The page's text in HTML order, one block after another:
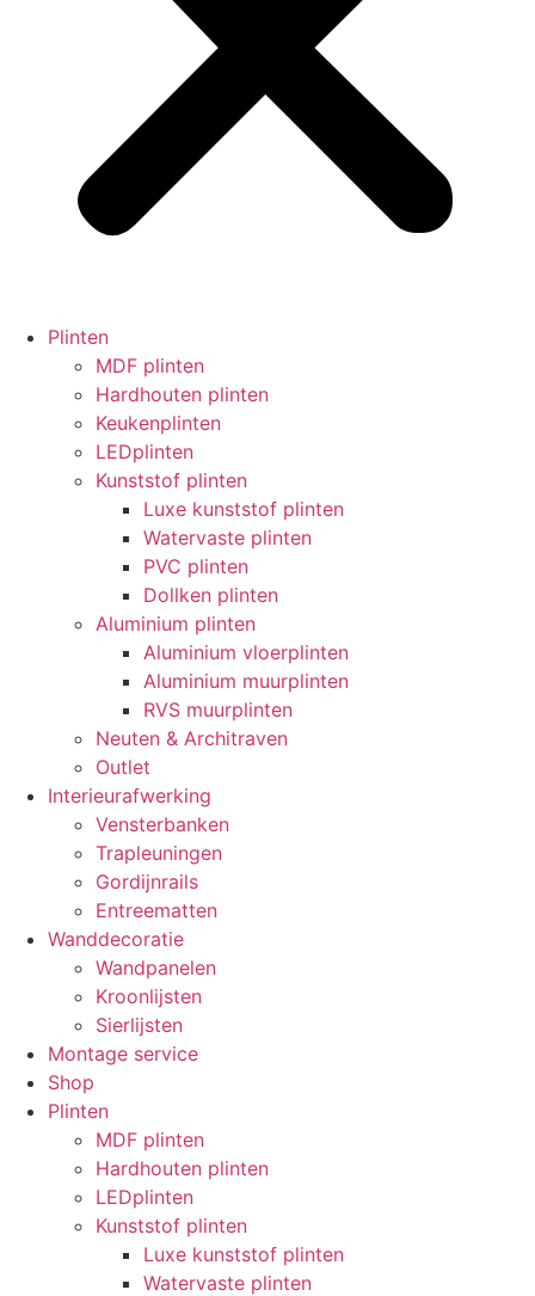
Plinten
MDF plinten
Hardhouten plinten
Keukenplinten
LEDplinten
Kunststof plinten
Luxe kunststof plinten
Watervaste plinten
PVC plinten
Dollken plinten
Aluminium plinten
Aluminium vloerplinten
Aluminium muurplinten
RVS muurplinten
Neuten & Architraven
Outlet
Interieurafwerking
Vensterbanken
Trapleuningen
Gordijnrails
Entreematten
Wanddecoratie
Wandpanelen
Kroonlijsten
Sierlijsten
Montage service
Shop
Plinten
MDF plinten
Hardhouten plinten
LEDplinten
Kunststof plinten
Luxe kunststof plinten
Watervaste plinten